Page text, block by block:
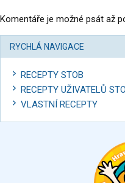
Komentáře je možné psát až
RYCHLÁ NAVIGACE
RECEPTY STOB
RECEPTY UŽIVATELŮ
VLASTNÍ RECEPTY